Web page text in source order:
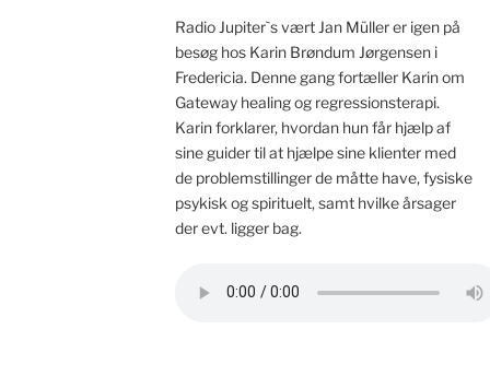
Radio Jupiter`s vært Jan Müller er igen på
besøg hos Karin Brøndum Jørgensen i
Fredericia. Denne gang fortæller Karin om
Gateway healing og regressionsterapi.
Karin forklarer, hvordan hun får hjælp af
sine guider til at hjælpe sine klienter med
de problemstillinger de måtte have, fysiske
psykisk og spirituelt, samt hvilke årsager
der evt. ligger bag.